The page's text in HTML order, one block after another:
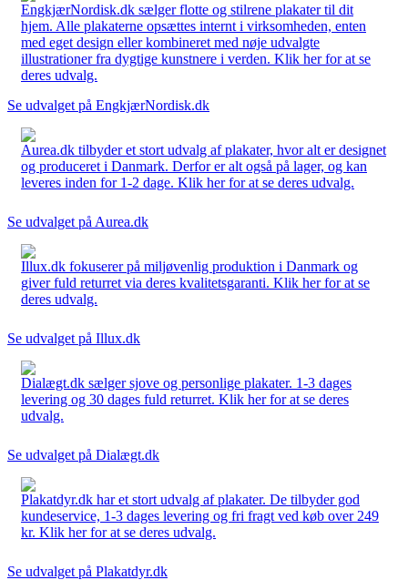
EngkjærNordisk.dk sælger flotte og stilrene plakater til dit
hjem. Alle plakaterne opsættes internt i virksomheden, enten
med eget design eller kombineret med nøje udvalgte
illustrationer fra dygtige kunstnere i verden. Klik her for at se
deres udvalg.
Se udvalget på EngkjærNordisk.dk
Aurea.dk tilbyder et stort udvalg af plakater, hvor alt er designet
og produceret i Danmark. Derfor er alt også på lager, og kan
leveres inden for 1-2 dage. Klik her for at se deres udvalg.
Se udvalget på Aurea.dk
Illux.dk fokuserer på miljøvenlig produktion i Danmark og
giver fuld returret via deres kvalitetsgaranti. Klik her for at se
deres udvalg.
Se udvalget på Illux.dk
Dialægt.dk sælger sjove og personlige plakater. 1-3 dages
levering og 30 dages fuld returret. Klik her for at se deres
udvalg.
Se udvalget på Dialægt.dk
Plakatdyr.dk har et stort udvalg af plakater. De tilbyder god
kundeservice, 1-3 dages levering og fri fragt ved køb over 249
kr. Klik her for at se deres udvalg.
Se udvalget på Plakatdyr.dk